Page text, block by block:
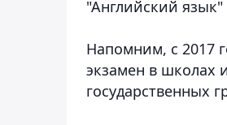
"Английский язык"
Напомним, с 2017
экзамен в школах
государственных